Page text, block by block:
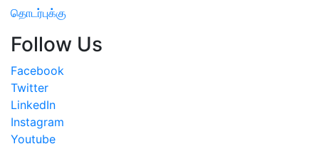
தொடர்புக்கு
Follow Us
Facebook
Twitter
LinkedIn
Instagram
Youtube